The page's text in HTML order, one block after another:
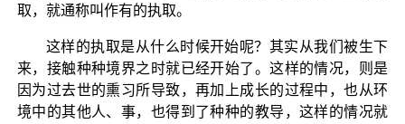
取，就通称叫作有的执取。
这样的执取是从什么时候开始呢？其实从我们被生下
来，接触种种境界之时就已经开始了。这样的情况，则是
因为过去世的熏习所导致，再加上成长的过程中，也从环
境中的其他人、事，也得到了种种的教导，这样的情况就